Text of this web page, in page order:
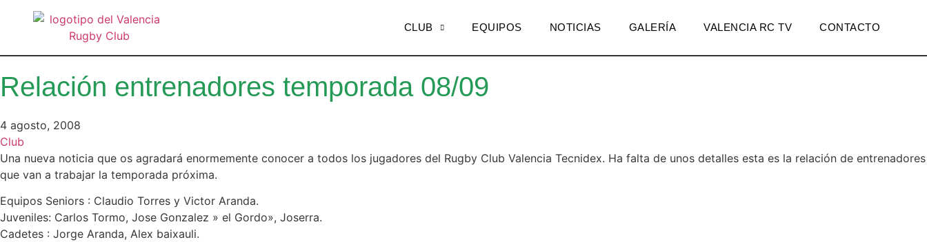
CLUB EQUIPOS NOTICIAS GALERÍA VALENCIA RC TV CONTACTO
Relación entrenadores temporada 08/09
4 agosto, 2008
Club
Una nueva noticia que os agradará enormemente conocer a todos los jugadores del Rugby Club Valencia Tecnidex. Ha falta de unos detalles esta es la relación de entrenadores
que van a trabajar la temporada próxima.
Equipos Seniors : Claudio Torres y Victor Aranda.
Juveniles: Carlos Tormo, Jose Gonzalez » el Gordo», Joserra.
Cadetes : Jorge Aranda, Alex baixauli.